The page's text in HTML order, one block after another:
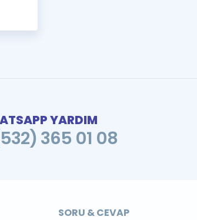
YARDIM
365 01 08
SORU & CEVAP